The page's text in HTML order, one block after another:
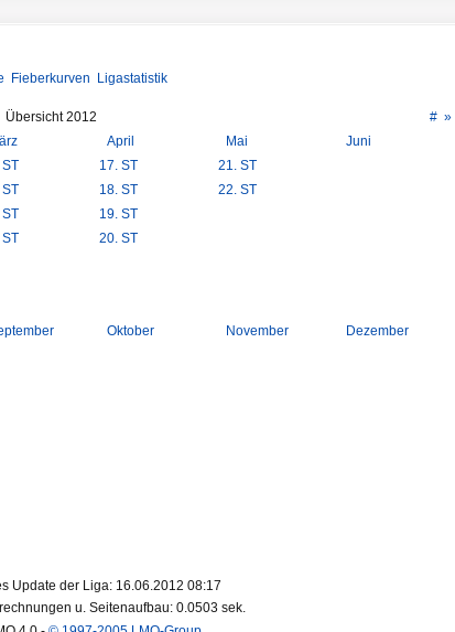
Fieberkurven Ligastatistik
Übersicht 2012 # »
April Mai
Juni
ST
ST
ST
ST
17. ST
18. ST
19. ST
20. ST
21. ST
22. ST
Oktober November Dezember
Update der Liga: 16.06.2012 08:17
u. Seitenaufbau: 0.0503 sek.